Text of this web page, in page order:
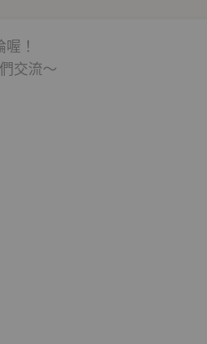
（Magdalen）學院任研究員。
表達能力著稱。1963年卒於牛津
英國文學》（1954），以及《摒
！
交流～